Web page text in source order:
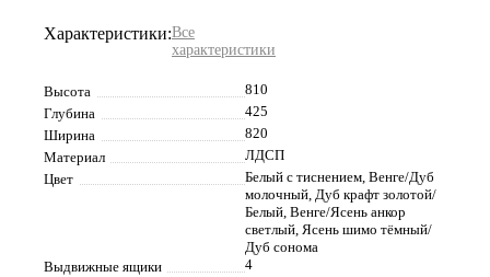
Характеристики:Все
характеристики
Высота
810
Глубина
425
Ширина
820
Материал
ЛДСП
Цвет
Белый с тиснением, Венге/Дуб
молочный, Дуб крафт золотой/
Белый, Венге/Ясень анкор
светлый, Ясень шимо тёмный/
Дуб сонома
Выдвижные ящики
4